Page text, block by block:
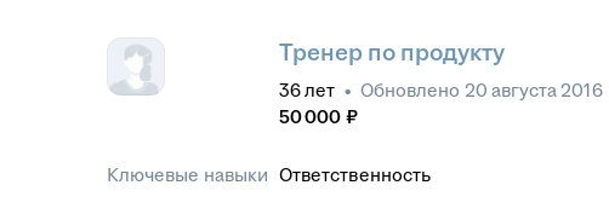
Тренер по продукту
36лет • Обновлено 20 августа 2016
50 000 ₽
Ключевые навыки Ответственность